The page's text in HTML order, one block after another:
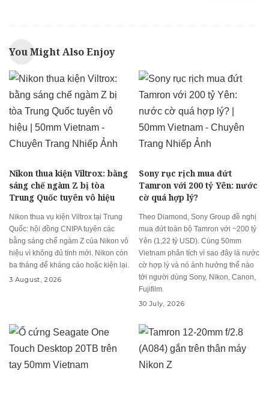
You Might Also Enjoy
Nikon thua kiện Viltrox: bằng
sáng chế ngàm Z bị tòa
Trung Quốc tuyên vô hiệu
Nikon thua vụ kiện Viltrox tại Trung
Quốc: hội đồng CNIPA tuyên các
bằng sáng chế ngàm Z của Nikon vô
hiệu vì không đủ tính mới. Nikon còn
ba tháng để kháng cáo hoặc kiện lại.
3 August, 2026
Sony rục rịch mua đứt
Tamron với 200 tỷ Yên: nước
cờ quá hợp lý?
Theo Diamond, Sony Group đề nghị
mua đứt toàn bộ Tamron với ~200 tỷ
Yên (1,22 tỷ USD). Cùng 50mm
Vietnam phân tích vì sao đây là nước
cờ hợp lý và nó ảnh hưởng thế nào
tới người dùng Sony, Nikon, Canon,
Fujifilm.
30 July, 2026